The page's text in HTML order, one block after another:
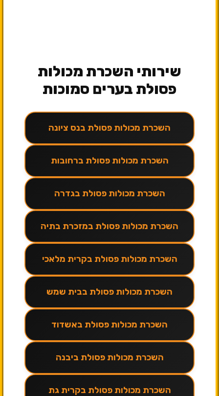
שירותי השכרת מכולות
פסולת בערים סמוכות
השכרת מכולות פסולת בנס ציונה
השכרת מכולות פסולת ברחובות
השכרת מכולות פסולת בגדרה
השכרת מכולות פסולת במזכרת בתיה
השכרת מכולות פסולת בקרית מלאכי
השכרת מכולות פסולת בבית שמש
השכרת מכולות פסולת באשדוד
השכרת מכולות פסולת ביבנה
השכרת מכולות פסולת בקרית גת